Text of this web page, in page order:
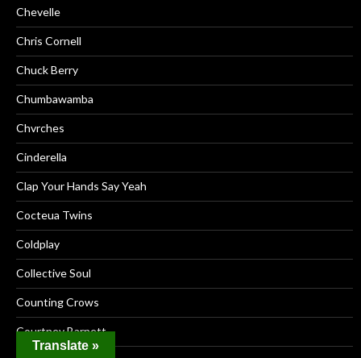
Chevelle
Chris Cornell
Chuck Berry
Chumbawamba
Chvrches
Cinderella
Clap Your Hands Say Yeah
Cocteua Twins
Coldplay
Collective Soul
Counting Crows
Courtney Barnett
Translate »